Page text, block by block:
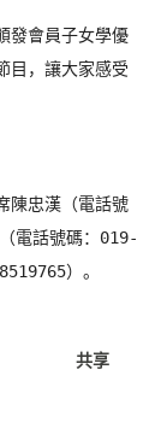
發會員子女學優
目，讓大家感受
陳忠漢（電話號
電話號碼： 019-
8519765）。
共享